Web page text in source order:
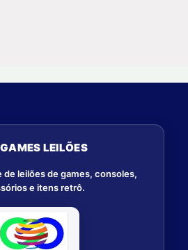
LEILÕES
de leilões de games, consoles,
e itens retrô.